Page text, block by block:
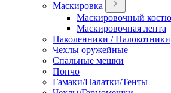
Маскировка
Маскировочный
Маскировочная лента
Наколенники / Налокотники
Чехлы оружейные
Спальные мешки
Пончо
Гамаки/Палатки/Тенты